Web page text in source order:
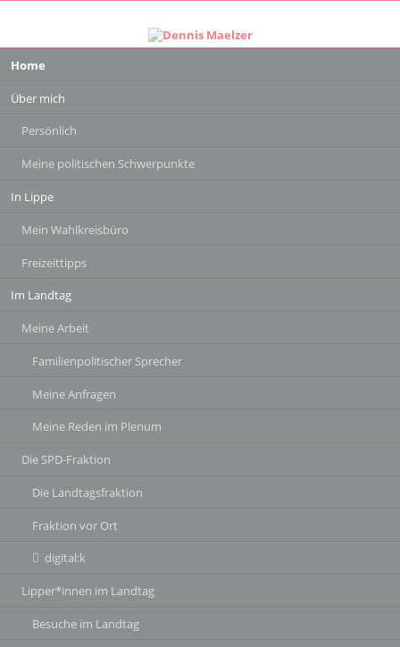
überspringen
Home
Über mich
Persönlich
Meine politischen Schwerpunkte
In Lippe
Mein Wahlkreisbüro
Freizeittipps
Im Landtag
Meine Arbeit
Familienpolitischer Sprecher
Meine Anfragen
Meine Reden im Plenum
Die SPD-Fraktion
Die Landtagsfraktion
Fraktion vor Ort
digital:k
Lipper*innen im Landtag
Besuche im Landtag